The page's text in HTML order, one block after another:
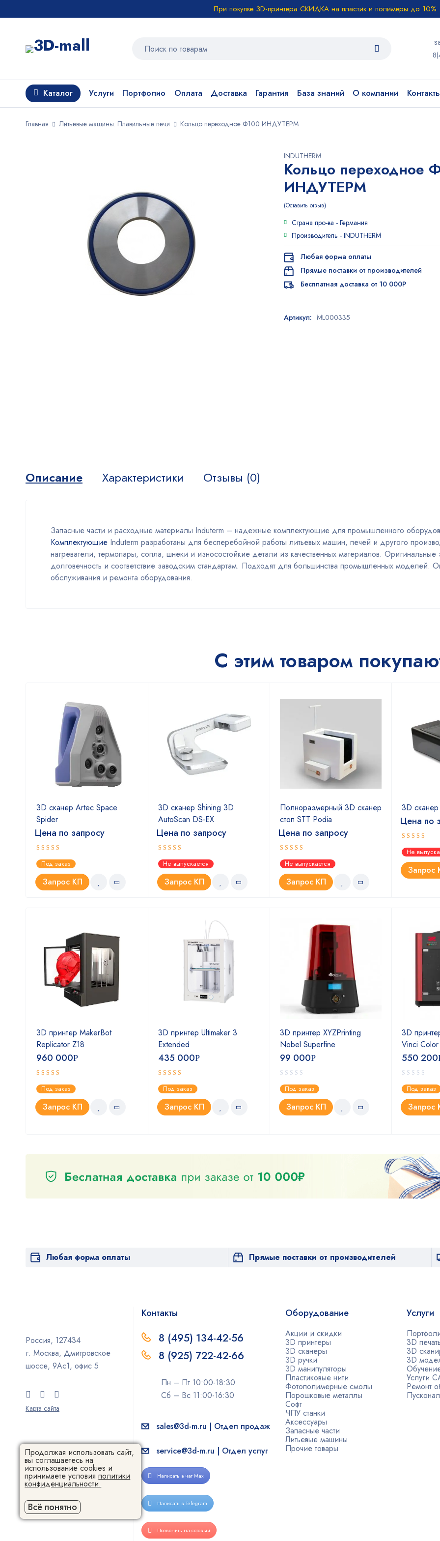
При покупке 3D-принтера СКИДКА на пластик и полимеры до 10%
Каталог Услуги Портфолио Оплата Доставка Гарантия База знаний О компании
Главная Литьевые машины. Плавильные печи Кольцо переходное Ф100 ИНДУТЕРМ
INDUTHERM
Кольцо переходное
ИНДУТЕРМ
Оставить отзыв
Страна про-ва - Германия
Производитель - INDUTHERM
Любая форма оплаты
Прямые поставки от производителей
Бесплатная доставка от 10 000Р
Артикул: ML000335
Описание Характеристики Отзывы (0)
Запасные части и расходные материалы Induterm – надежные комплектующие для промышленного
Комплектующие Induterm разработаны для бесперебойной работы литьевых машин, печей и другого
нагреватели, термопары, сопла, шнеки и износостойкие детали из качественных материалов. Оригинальные
долговечность и соответствие заводским стандартам. Подходят для большинства промышленных моделей.
обслуживания и ремонта оборудования.
С этим товаром
3D сканер Artec Space
Spider
Цена по запросу
Оценка
5.00из 5
Под заказ
Запрос КП
3D сканер Shining 3D
AutoScan DS-EX
Цена по запросу
Оценка
4.67из 5
Не выпускается
Запрос КП
Полноразмерный 3D сканер
стоп STT Podia
Цена по запросу
Оценка
4.67из 5
Не выпускается
Запрос КП
3D сканер
Цена по
Оценка
4.67из 5
Не
Запрос
3D принтер MakerBot
Replicator Z18
960 000Р
Оценка
4.75из 5
Под заказ
Запрос КП
3D принтер Ultimaker 3
Extended
435 000Р
Оценка
5.00из 5
Под заказ
Запрос КП
3D принтер XYZPrinting
Nobel Superfine
99 000Р
Под заказ
Запрос КП
3D
Vinci
550 200
Под заказ
Запрос
Любая форма оплаты Прямые поставки от производителей
Россия, 127434
г. Москва, Дмитровское
шоссе, 9Ас1, офис 5
Карта сайта
Контакты
8 (495) 134-42-56
8 (925) 722-42-66
Пн – Пт 10:00-18:30
Сб – Вс 11:00-16:30
sales@3d-m.ru | Отдел продаж
service@3d-m.ru | Отдел услуг
Написать в чат Max
Написать в Telegram
Позвонить на сотовый
Оборудование
Акции и скидки
3D принтеры
3D сканеры
3D ручки
3D манипуляторы
Пластиковые нити
Фотополимерные смолы
Порошковые металлы
Софт
ЧПУ станки
Аксессуары
Запасные части
Литьевые машины
Прочие товары
Услуги
3D печать
3D
3D
Услуги
Ремонт
Продолжая использовать сайт,
вы соглашаетесь на
использование cookies и
принимаете условияполитики
конфиденциальности.
Всё понятно